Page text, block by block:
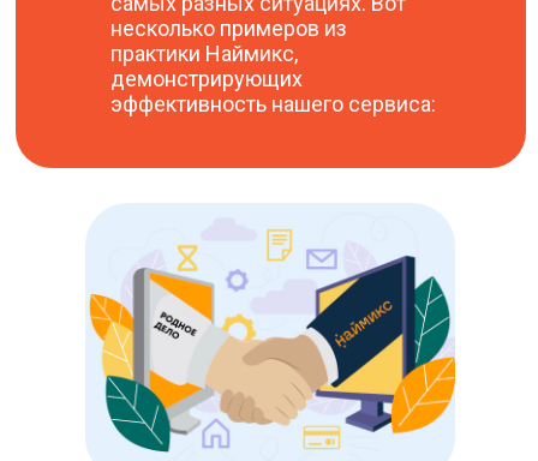
несколько примеров из
практики Наймикс,
демонстрирующих
эффективность нашего сервиса: